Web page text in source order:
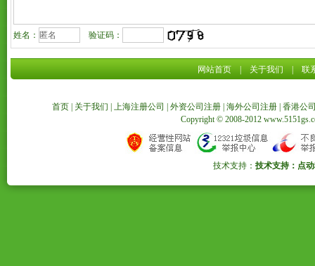
姓名： 验证码：
网站首页 关于我们 联
首页 关于我们 上海注册公司 外资公司注册 海外公司注册 香港公
Copyright © 2008-2012
技术支持： 技术支持：点